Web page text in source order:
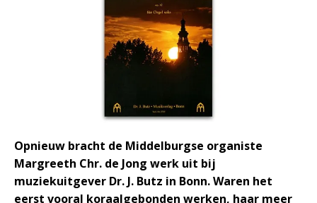
Opnieuw bracht de Middelburgse organiste
Margreeth Chr. de Jong werk uit bij
muziekuitgever Dr. J. Butz in Bonn. Waren het
eerst vooral koraalgebonden werken, haar meer